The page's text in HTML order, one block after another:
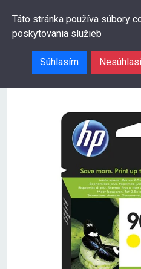
Táto stránka používa súbory
poskytovania služieb
Súhlasím